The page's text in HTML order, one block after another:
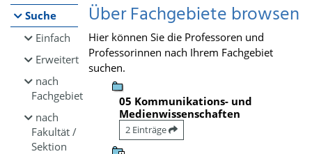
Suche
Einfach
Erweitert
nach
Fachgebiet
nach
Fakultät /
Sektion
Über Fachgebiete browsen
Hier können Sie die Professoren und
Professorinnen nach Ihrem Fachgebiet
suchen.
05 Kommunikations- und
Medienwissenschaften
2 Einträge